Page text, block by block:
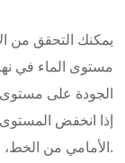
يمكنك التحقق من
مستوى الماء في
الجودة على
إذا انخفض
الأمامي من الخط، فإن الضغط غير منظم بشكل صحيح.